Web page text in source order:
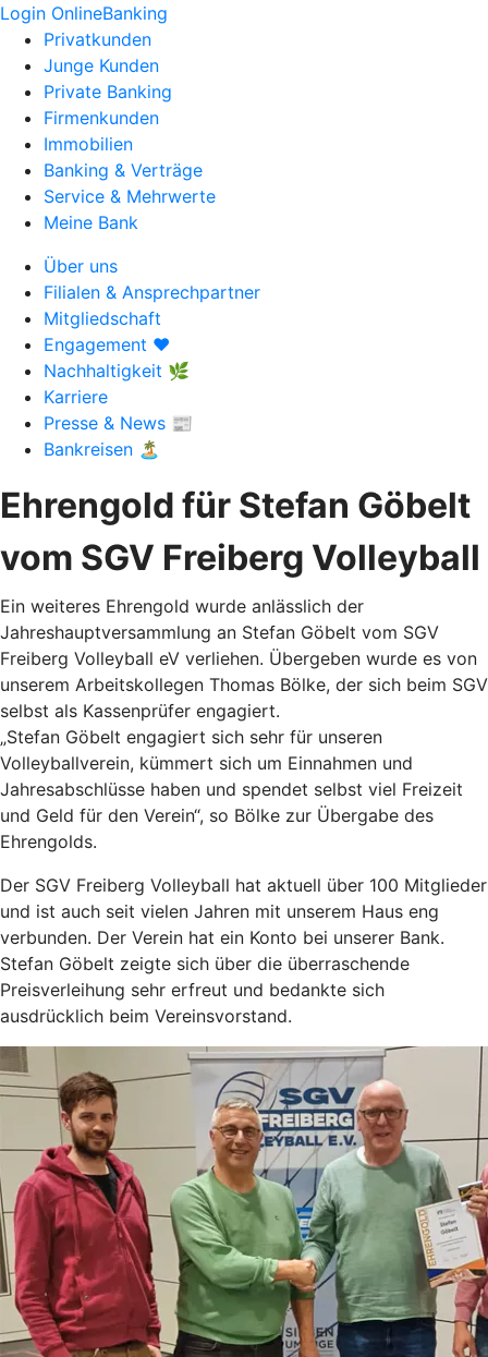
Login OnlineBanking
Privatkunden
Junge Kunden
Private Banking
Firmenkunden
Immobilien
Banking & Verträge
Service & Mehrwerte
Meine Bank
Über uns
Filialen & Ansprechpartner
Mitgliedschaft
Engagement ❤️
Nachhaltigkeit 🌿
Karriere
Presse & News 📰
Bankreisen 🏝️
Ehrengold für Stefan Göbelt
vom SGV Freiberg Volleyball
Ein weiteres Ehrengold wurde anlässlich der
Jahreshauptversammlung an Stefan Göbelt vom SGV
Freiberg Volleyball eV verliehen. Übergeben wurde es von
unserem Arbeitskollegen Thomas Bölke, der sich beim SGV
selbst als Kassenprüfer engagiert.
„Stefan Göbelt engagiert sich sehr für unseren
Volleyballverein, kümmert sich um Einnahmen und
Jahresabschlüsse haben und spendet selbst viel Freizeit
und Geld für den Verein“, so Bölke zur Übergabe des
Ehrengolds.
Der SGV Freiberg Volleyball hat aktuell über 100 Mitglieder
und ist auch seit vielen Jahren mit unserem Haus eng
verbunden. Der Verein hat ein Konto bei unserer Bank.
Stefan Göbelt zeigte sich über die überraschende
Preisverleihung sehr erfreut und bedankte sich
ausdrücklich beim Vereinsvorstand.